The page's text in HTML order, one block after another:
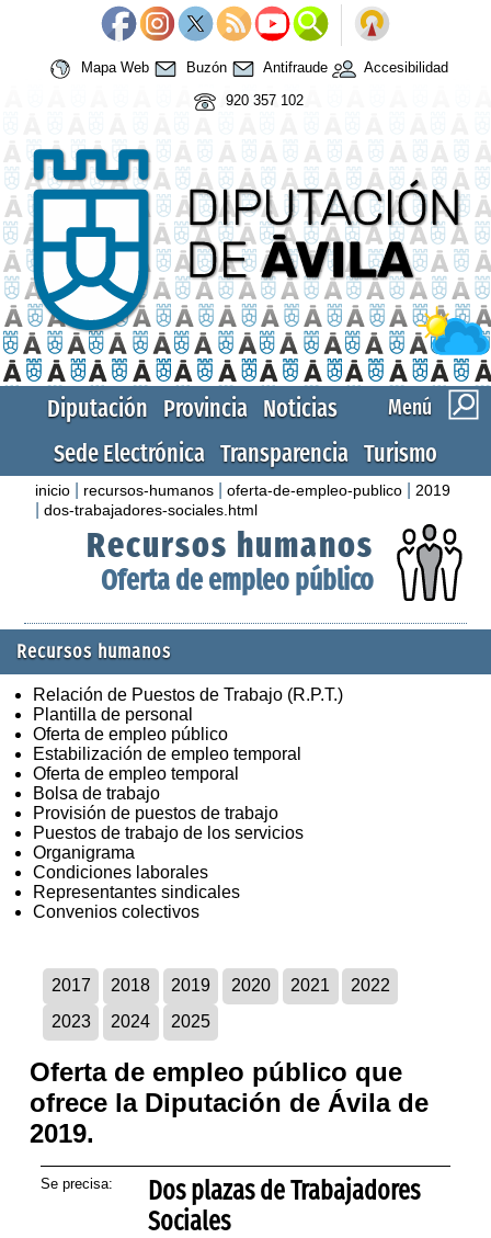
Mapa Web Buzón Antifraude
Accesibilidad
920 357 102
Menú
Diputación Provincia Noticias
Sede Electrónica Transparencia Turismo
inicio recursos-humanos |oferta-de-empleo-publico 2019
|dos-trabajadores-sociales.html
Recursos humanos
Oferta de empleo público
Recursos humanos
Relación de Puestos de Trabajo (R.P.T.)
Plantilla de personal
Oferta de empleo público
Estabilización de empleo temporal
Oferta de empleo temporal
Bolsa de trabajo
Provisión de puestos de trabajo
Puestos de trabajo de los servicios
Organigrama
Condiciones laborales
Representantes sindicales
Convenios colectivos
2017 2018 2019 2020 2021
2022
2023
2024 2025
Oferta de empleo público que
ofrece la Diputación de Ávila de
2019.
Se precisa:
Dos plazas de Trabajadores
Sociales